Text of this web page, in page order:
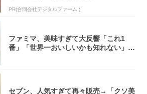
PR(合同会社デジタルファーム )
ファミマ、美味すぎて大反響「これ1
番」「世界一おいしいかも知れない」
セブン、人気すぎて再々販売→「クソ美